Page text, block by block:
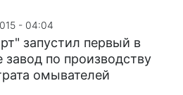
- 04:04
запустил первый в
завод по производству
омывателей